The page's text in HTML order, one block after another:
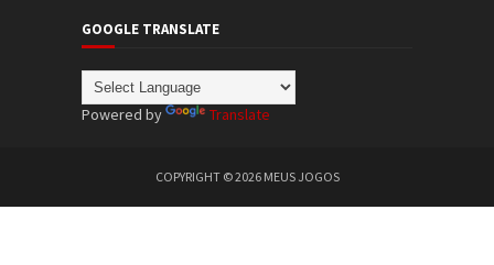
GOOGLE TRANSLATE
Powered by Translate
COPYRIGHT ©2026 MEUS JOGOS